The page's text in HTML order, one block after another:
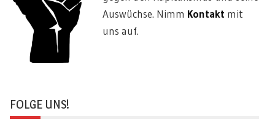
Auswüchse. Nimm Kontakt mit
uns auf.
FOLGE UNS!